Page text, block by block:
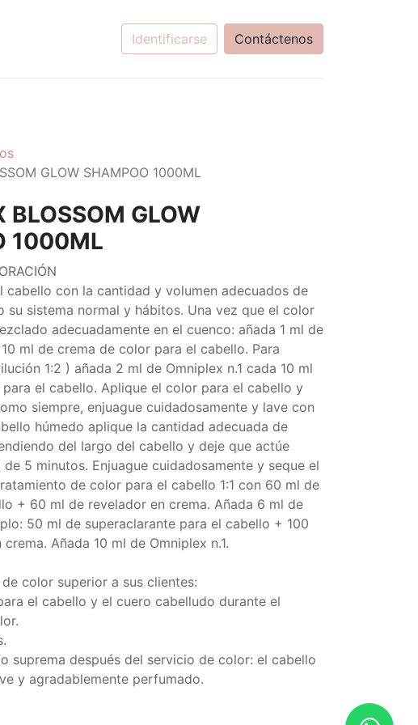
Identificarse Contáctenos
GLOW SHAMPOO 1000ML
BLOSSOM GLOW
1000ML
cabello con la cantidad y volumen adecuados de
su sistema normal y hábitos. Una vez que el color
adecuadamente en el cuenco: añada 1 ml de
ml de crema de color para el cabello. Para
1:2 ) añada 2 ml de Omniplex n.1 cada 10 ml
el cabello. Aplique el color para el cabello y
siempre, enjuague cuidadosamente y lave con
húmedo aplique la cantidad adecuada de
del largo del cabello y deje que actúe
5 minutos. Enjuague cuidadosamente y seque el
de color para el cabello 1:1 con 60 ml de
+ 60 ml de revelador en crema. Añada 6 ml de
50 ml de superaclarante para el cabello + 100
Añada 10 ml de Omniplex n.1.
color superior a sus clientes:
el cabello y el cuero cabelludo durante el
suprema después del servicio de color: el cabello
y agradablemente perfumado.